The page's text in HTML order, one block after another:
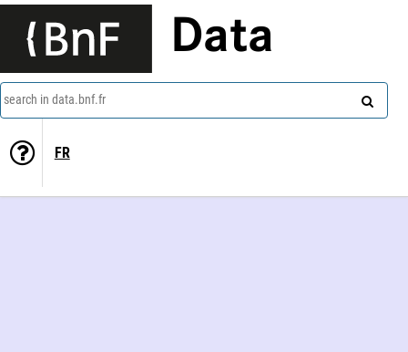
Data
search in data.bnf.fr
FR